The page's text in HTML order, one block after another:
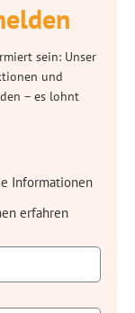
sein: Unser
und
– es lohnt
Informationen
erfahren